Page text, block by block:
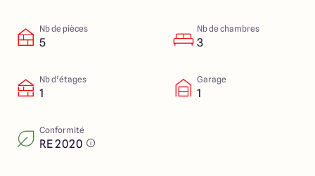
Nb de pièces
5
Nb de chambres
3
Nb d’étages
1
Garage
1
Conformité
RE 2020